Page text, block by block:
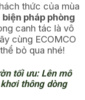
thức của mùa
biện pháp phòng
canh tác là vô
cùng ECOMCO
bỏ qua nhé!
tối ưu: Lên mô
thông dòng